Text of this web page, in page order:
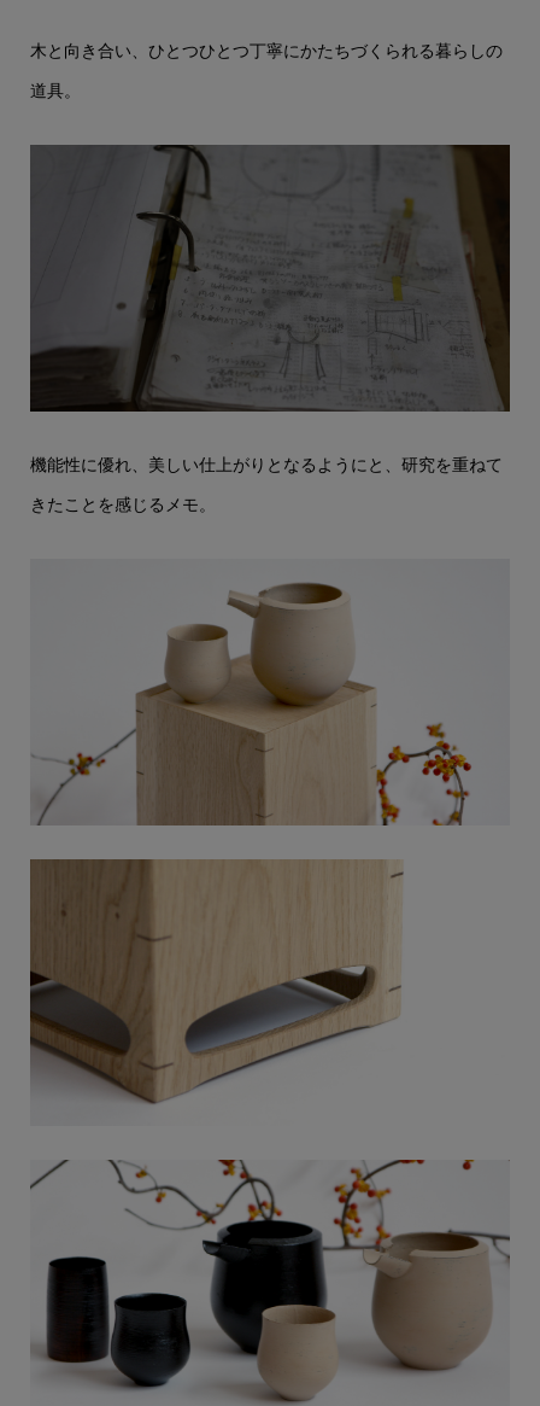
木と向き合い、ひとつひとつ丁寧にかたちづくられる暮らしの
道具。
機能性に優れ、美しい仕上がりとなるようにと、研究を重ねて
きたことを感じるメモ。